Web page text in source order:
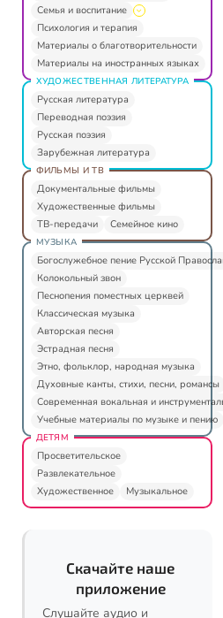
Семья и воспитание
Психология и терапия
Материалы о благотворительности
Материалы на иностранных языках
ХУДОЖЕСТВЕННАЯ ЛИТЕРАТУРА
Русская литература
Переводная поэзия
Русская поэзия
Зарубежная литература
ФИЛЬМЫ И ТВ
Документальные фильмы
Художественные фильмы
ТВ-передачи
Семейное кино
МУЗЫКА
Богослужебное пение Русской
Колокольный звон
Песнопения поместных церквей
Классическая музыка
Авторская песня
Эстрадная песня
Этно, фольклор, народная музыка
Духовные канты, стихи, песни, романсы
Современная вокальная и
Учебные материалы по музыке и пению
ДЕТЯМ
Просветительское
Развлекательное
Художественное
Музыкальное
Скачайте наше
приложение
Слушайте аудио и